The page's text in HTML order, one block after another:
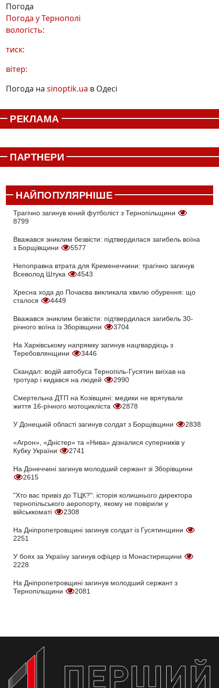
Погода
Погода уТернополі
вологість:
тиск:
вітер:
Погода на sinoptik.ua в Одесі
РЕКЛАМА
ПАРТНЕРИ
НАЙПОПУЛЯРНІШЕ
Трагічно загинув юний футболіст з Тернопільщини
8799
Вважався зниклим безвісти: підтвердилася загибель воїна
з Борщівщини
5577
Непоправна втрата для Кременеччини: трагічно загинув
Всеволод Штука
4543
Хресна хода до Почаєва викликала хвилю обурення: що
сталося
4449
Вважався зниклим безвісти: підтвердилася загибель 30-
річного воїна із Зборівщини
3704
На Харківському напрямку загинув нацгвардієць з
Теребовлянщини
3446
Скандал: водій автобуса Тернопіль-Гусятин виїхав на
тротуар і кидався на людей
2990
Смертельна ДТП на Козівщині: медики не врятували
життя 16-річного мотоцикліста
2878
У Донецькій області загинув солдат з Борщівщини 2838
«Агрон», «Дністер» та «Нива» дізналися суперників у
Кубку України
2741
На Донеччині загинув молодший сержант зі Зборівщини
2615
"Хто вас привіз до ТЦК?": історія колишнього директора
тернопільського аеропорту, якому не повірили у
військкоматі
2308
На Дніпропетровщині загинув солдат із Гусятинщини
2251
У боях за Україну загинув офіцер із Монастирищини
2228
На Дніпропетровщині загинув молодший сержант з
Тернопільщини
2081